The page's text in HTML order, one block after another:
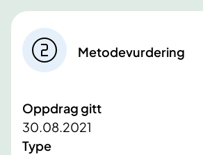
Metodevurdering
Oppdrag gitt
30.08.2021
Type